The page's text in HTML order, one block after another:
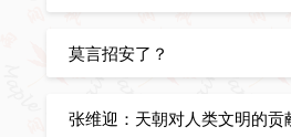
莫言招安了？
张维迎：天朝对人类文明的贡